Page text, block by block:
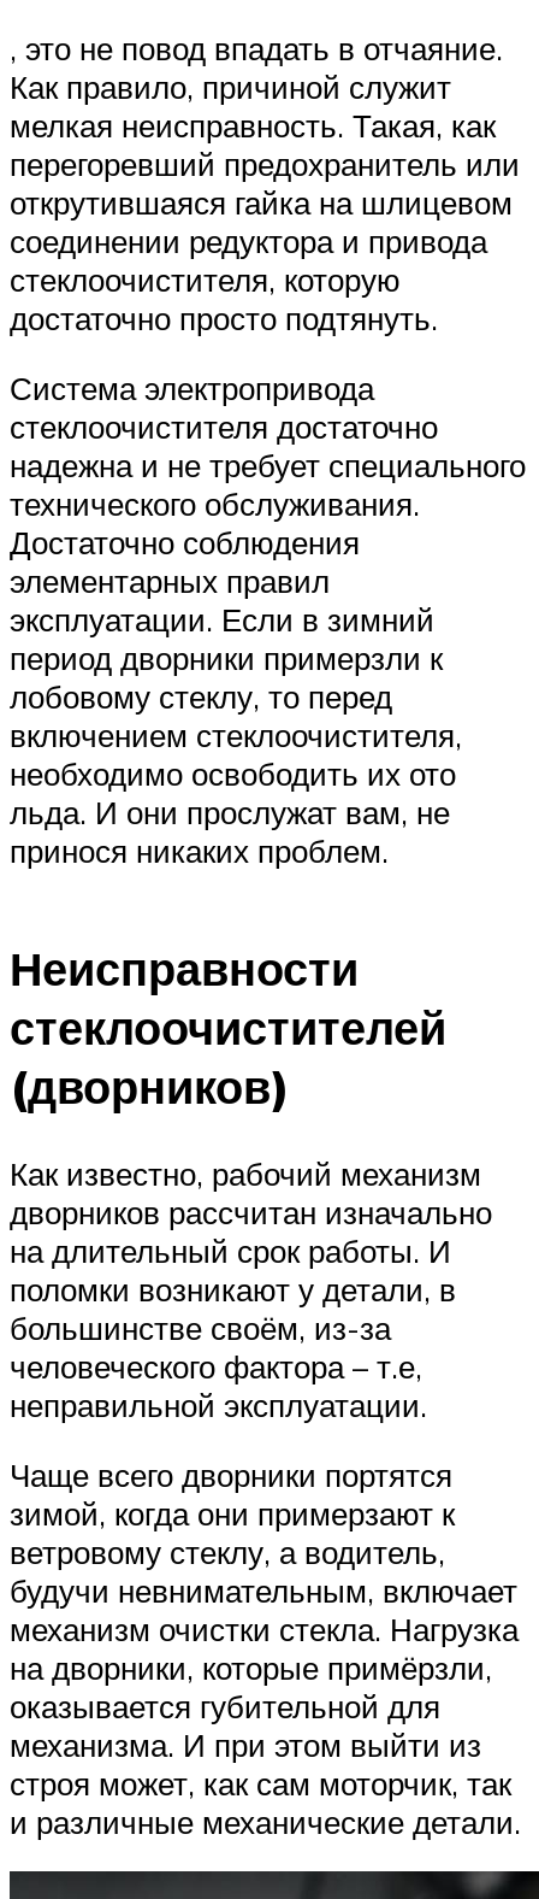
, это не повод впадать в отчаяние.
Как правило, причиной служит
мелкая неисправность. Такая, как
перегоревший предохранитель или
открутившаяся гайка на шлицевом
соединении редуктора и привода
стеклоочистителя, которую
достаточно просто подтянуть.
Система электропривода
стеклоочистителя достаточно
надежна и не требует специального
технического обслуживания.
Достаточно соблюдения
элементарных правил
эксплуатации. Если в зимний
период дворники примерзли к
лобовому стеклу, то перед
включением стеклоочистителя,
необходимо освободить их ото
льда. И они прослужат вам, не
принося никаких проблем.
Неисправности
стеклоочистителей
(дворников)
Как известно, рабочий механизм
дворников рассчитан изначально
на длительный срок работы. И
поломки возникают у детали, в
большинстве своём, из-за
человеческого фактора – т.е,
неправильной эксплуатации.
Чаще всего дворники портятся
зимой, когда они примерзают к
ветровому стеклу, а водитель,
будучи невнимательным, включает
механизм очистки стекла. Нагрузка
на дворники, которые примёрзли,
оказывается губительной для
механизма. И при этом выйти из
строя может, как сам моторчик, так
и различные механические детали.